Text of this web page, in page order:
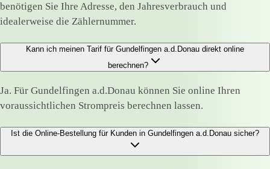
benötigen Sie Ihre Adresse, den Jahresverbrauch und
idealerweise die Zählernummer.
Kann ich meinen Tarif für Gundelfingen a.d.Donau direkt online
berechnen?
Ja. Für Gundelfingen a.d.Donau können Sie online Ihren
voraussichtlichen Strompreis berechnen lassen.
Ist die Online-Bestellung für Kunden in Gundelfingen a.d.Donau sicher?